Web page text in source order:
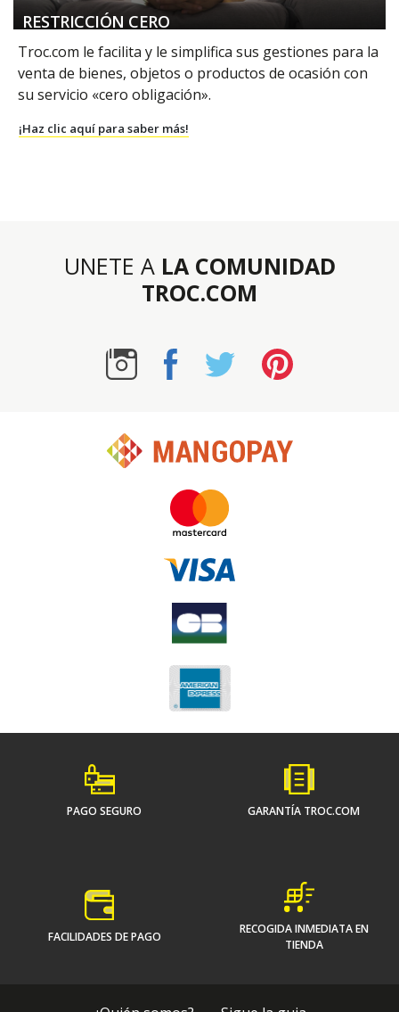
RESTRICCIÓN CERO
Troc.com le facilita y le simplifica sus gestiones para la
venta de bienes, objetos o productos de ocasión con
su servicio «cero obligación».
¡Haz clic aquí para saber más!
UNETE A LA COMUNIDAD
TROC.COM
PAGO SEGURO GARANTÍA TROC.COM
FACILIDADES DE PAGO
RECOGIDA INMEDIATA EN
TIENDA